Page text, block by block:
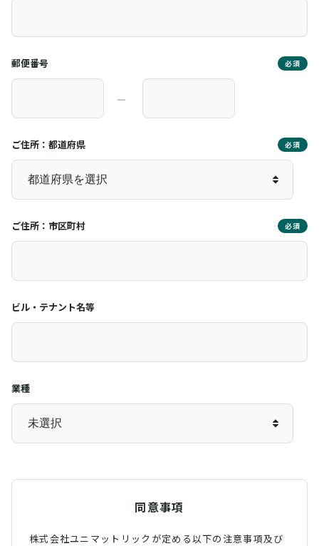
郵便番号 必須
―
ご住所：都道府県 必須
ご住所：市区町村 必須
ビル・テナント名等
業種
同意事項
株式会社ユニマットリックが定める以下の注意事項及び